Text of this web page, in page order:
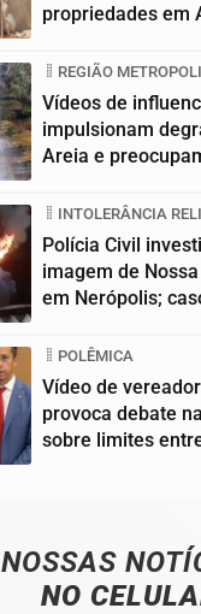
propriedades em
REGIÃO
Vídeos de
impulsionam
Areia e
INTOLERÂNCIA
Polícia Civil
imagem de
em Nerópolis;
POLÊMICA
Vídeo de
provoca debate
sobre limites
NOSSAS
NO